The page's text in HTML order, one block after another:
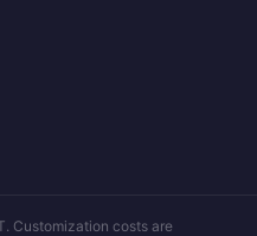
Customization costs are